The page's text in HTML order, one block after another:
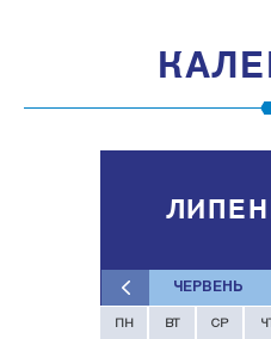
ЧЕРВЕНЬ
ПН ВТ СР